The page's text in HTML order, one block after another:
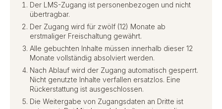
Der LMS-Zugang ist personenbezogen und nicht
übertragbar.
Der Zugang wird für zwölf (12) Monate ab
erstmaliger Freischaltung gewährt.
Alle gebuchten Inhalte müssen innerhalb dieser 12
Monate vollständig absolviert werden.
Nach Ablauf wird der Zugang automatisch gesperrt.
Nicht genutzte Inhalte verfallen ersatzlos. Eine
Rückerstattung ist ausgeschlossen.
Die Weitergabe von Zugangsdaten an Dritte ist